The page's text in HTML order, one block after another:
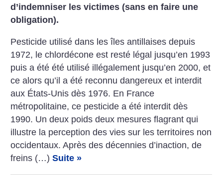
d’indemniser les victimes (sans en faire une
obligation).
Pesticide utilisé dans les îles antillaises depuis
1972, le chlordécone est resté légal jusqu’en 1993
puis a été été utilisé illégalement jusqu’en 2000, et
ce alors qu’il a été reconnu dangereux et interdit
aux États-Unis dès 1976. En France
métropolitaine, ce pesticide a été interdit dès
1990. Un deux poids deux mesures flagrant qui
illustre la perception des vies sur les territoires non
occidentaux. Après des décennies d’inaction, de
freins (…)Suite »